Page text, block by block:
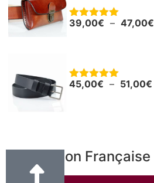
Note5.00
39,00€ – 47,00€
Note5.00
45,00€ – 51,00€
Fabrication Française